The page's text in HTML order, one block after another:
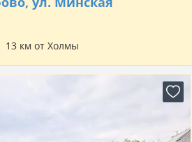
13 км от Холмы